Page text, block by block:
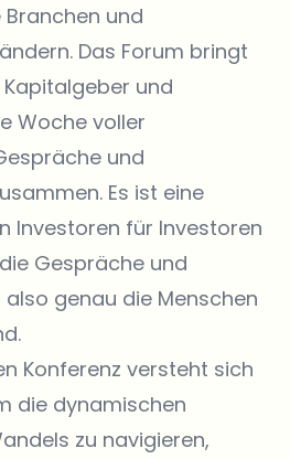
und
Das Forum bringt
und
Woche voller
und
Es ist eine
Investoren für Investoren
Gespräche und
genau die Menschen
Konferenz versteht sich
die dynamischen
zu navigieren,